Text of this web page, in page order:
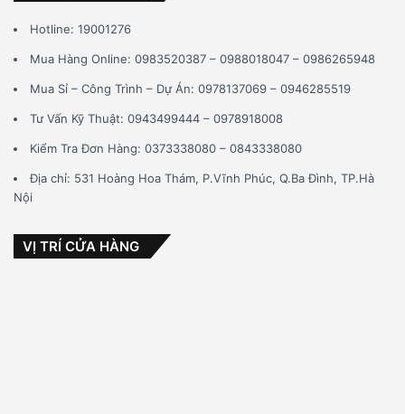
Hotline: 19001276
Mua Hàng Online: 0983520387 – 0988018047 – 0986265948
Mua Sỉ – Công Trình – Dự Án: 0978137069 – 0946285519
Tư Vấn Kỹ Thuật: 0943499444 – 0978918008
Kiểm Tra Đơn Hàng: 0373338080 – 0843338080
Địa chỉ: 531 Hoàng Hoa Thám, P.Vĩnh Phúc, Q.Ba Đình, TP.Hà
Nội
VỊ TRÍ CỬA HÀNG